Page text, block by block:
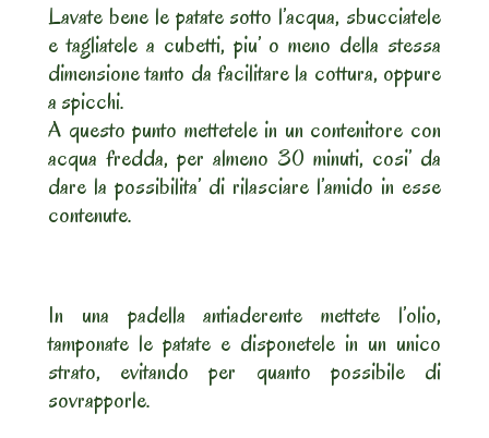
Lavate bene le patate sotto l’acqua, sbucciatele
e tagliatele a cubetti, piu’ o meno della stessa
dimensione tanto da facilitare la cottura, oppure
a spicchi.
A questo punto mettetele in un contenitore con
acqua fredda, per almeno 30 minuti, cosi’ da
dare la possibilita’ di rilasciare l’amido in esse
contenute.
In una padella antiaderente mettete l’olio,
tamponate le patate e disponetele in un unico
strato, evitando per quanto possibile di
sovrapporle.